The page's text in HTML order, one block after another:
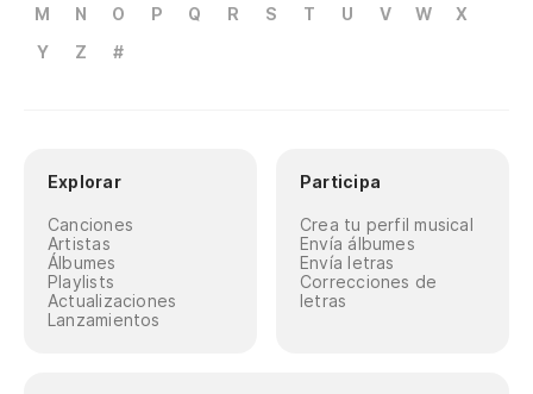
M
N O P Q R S T U V W
X
Y
Z #
Explorar
Canciones
Artistas
Álbumes
Playlists
Actualizaciones
Lanzamientos
Participa
Crea tu perfil musical
Envía álbumes
Envía letras
Correcciones de
letras